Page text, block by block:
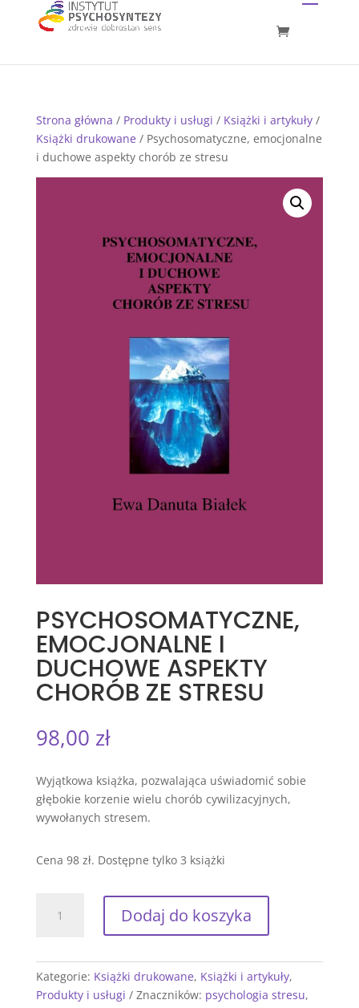
Strona główna / Produkty i usługi / Książki i artykuły/
Książki drukowane / Psychosomatyczne, emocjonalne
i duchowe aspekty chorób ze stresu
PSYCHOSOMATYCZNE,
EMOCJONALNE I
DUCHOWE ASPEKTY
CHORÓB ZE STRESU
98,00 zł
Wyjątkowa książka, pozwalająca uświadomić sobie
głębokie korzenie wielu chorób cywilizacyjnych,
wywołanych stresem.
Cena 98 zł. Dostępne tylko 3 książki
Psychosomatyczne,
emocjonalne
duchowe
aspekty
Dodaj do koszyka
Kategorie: Książki drukowane, Książki i artykuły,
Produkty i usługi
Znaczników: psychologia stresu,